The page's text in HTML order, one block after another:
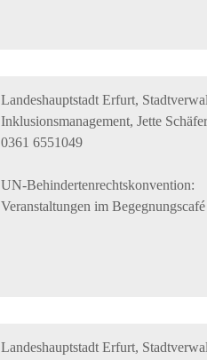
Landeshauptstadt Erfurt,
Inklusionsmanagement, Jette
0361 6551049
UN-Behindertenrechtskonvention:
Veranstaltungen im Begegnungscafé
Landeshauptstadt Erfurt,